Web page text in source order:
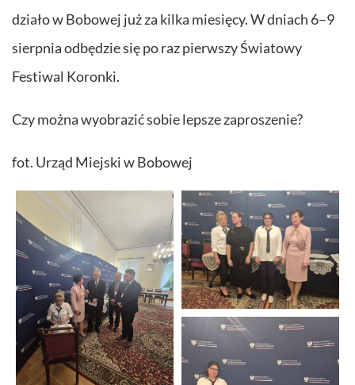
działo w Bobowej już za kilka miesięcy. W dniach 6–9
sierpnia odbędzie się po raz pierwszy Światowy
Festiwal Koronki.
Czy można wyobrazić sobie lepsze zaproszenie?
fot. Urząd Miejski w Bobowej